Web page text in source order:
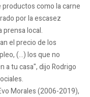
productos como la carne
por la escasez
prensa local.
el precio de los
(...) los que no
a tu casa", dijo Rodrigo
Morales (2006-2019),